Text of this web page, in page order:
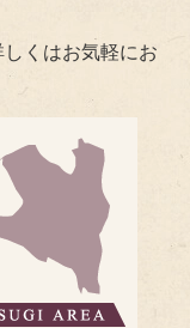
くはお気軽にお